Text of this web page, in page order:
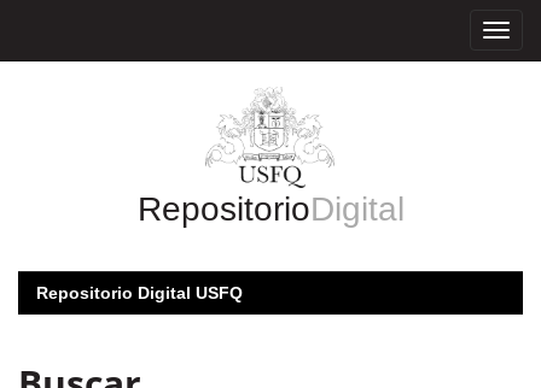
RepositorioDigital
Repositorio Digital USFQ